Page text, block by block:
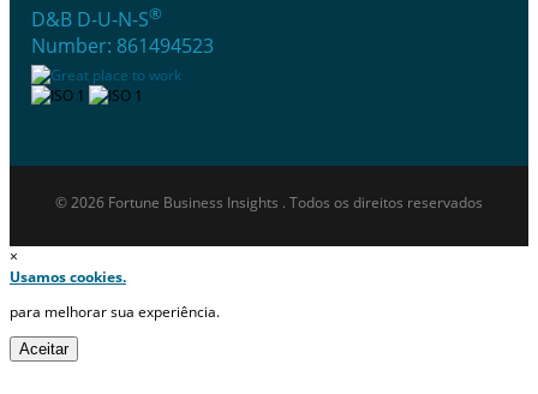
D&B D-U-N-S®
Number: 861494523
© 2026 Fortune Business Insights . Todos os direitos reservados
×
Usamos cookies.
para melhorar sua experiência.
Aceitar